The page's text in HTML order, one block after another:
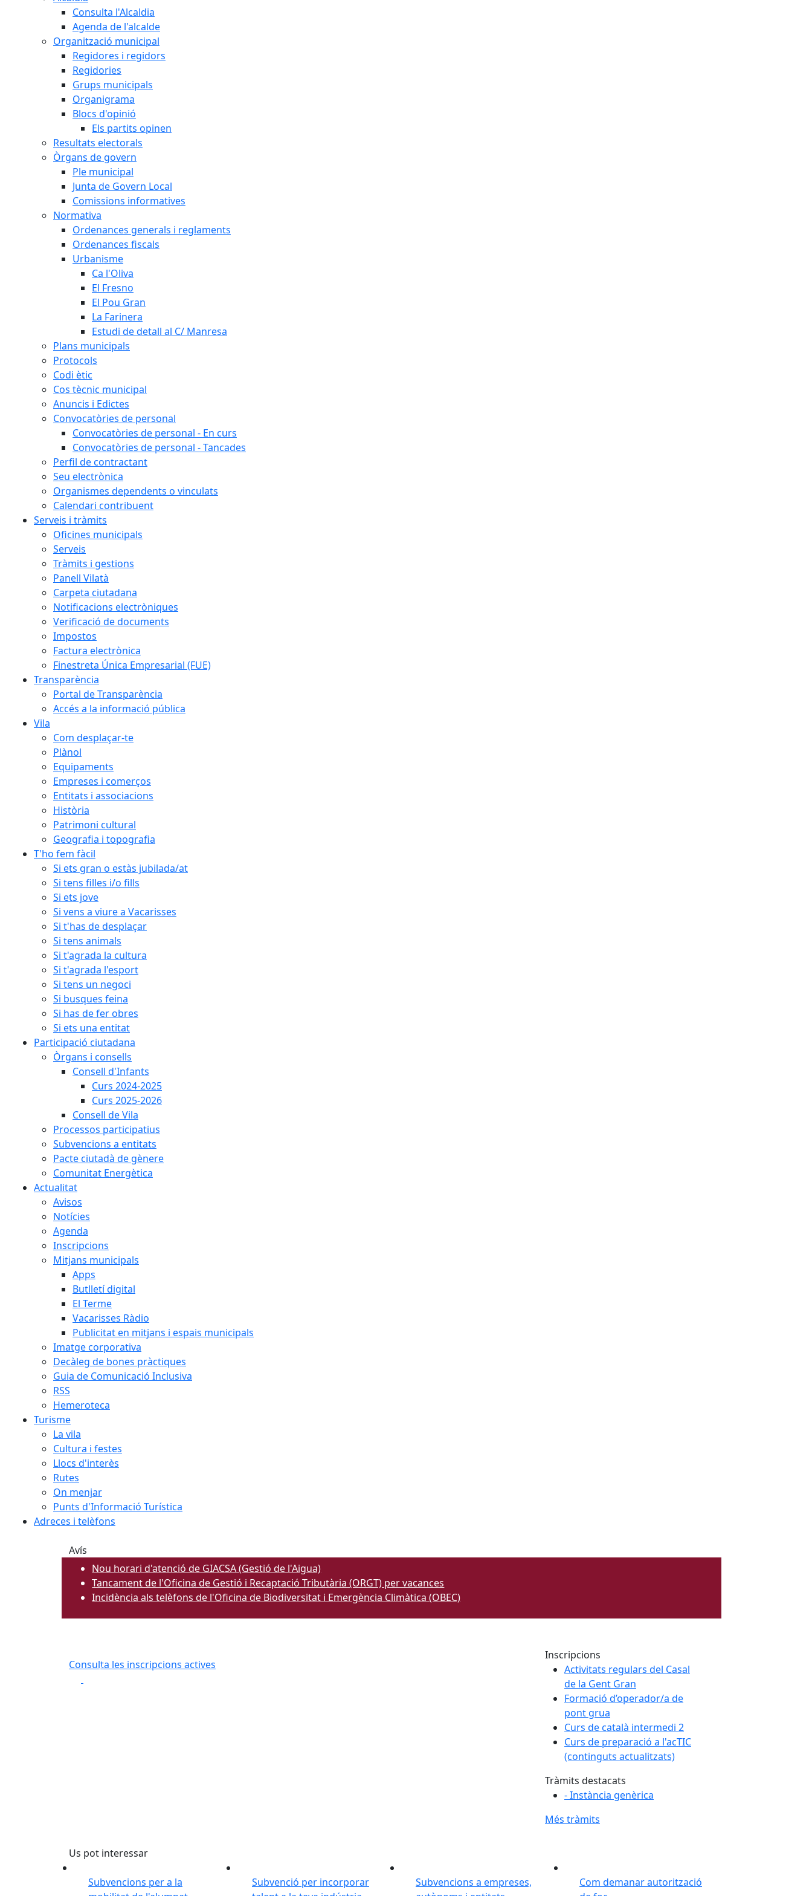
Consulta l'Alcaldia
Agenda de l'alcalde
Organització municipal
Regidores i regidors
Regidories
Grups municipals
Organigrama
Blocs d'opinió
Els partits opinen
Resultats electorals
Òrgans de govern
Ple municipal
Junta de Govern Local
Comissions informatives
Normativa
Ordenances generals i reglaments
Ordenances fiscals
Urbanisme
Ca l'Oliva
El Fresno
El Pou Gran
La Farinera
Estudi de detall al C/ Manresa
Plans municipals
Protocols
Codi ètic
Cos tècnic municipal
Anuncis i Edictes
Convocatòries de personal
Convocatòries de personal - En curs
Convocatòries de personal - Tancades
Perfil de contractant
Seu electrònica
Organismes dependents o vinculats
Calendari contribuent
Serveis i tràmits
Oficines municipals
Serveis
Tràmits i gestions
Panell Vilatà
Carpeta ciutadana
Notificacions electròniques
Verificació de documents
Impostos
Factura electrònica
Finestreta Única Empresarial (FUE)
Transparència
Portal de Transparència
Accés a la informació pública
Vila
Com desplaçar-te
Plànol
Equipaments
Empreses i comerços
Entitats i associacions
Història
Patrimoni cultural
Geografia i topografia
T'ho fem fàcil
Si ets gran o estàs jubilada/at
Si tens filles i/o fills
Si ets jove
Si vens a viure a Vacarisses
Si t'has de desplaçar
Si tens animals
Si t'agrada la cultura
Si t'agrada l'esport
Si tens un negoci
Si busques feina
Si has de fer obres
Si ets una entitat
Participació ciutadana
Òrgans i consells
Consell d'Infants
Curs 2024-2025
Curs 2025-2026
Consell de Vila
Processos participatius
Subvencions a entitats
Pacte ciutadà de gènere
Comunitat Energètica
Actualitat
Avisos
Notícies
Agenda
Inscripcions
Mitjans municipals
Apps
Butlletí digital
El Terme
Vacarisses Ràdio
Publicitat en mitjans i espais municipals
Imatge corporativa
Decàleg de bones pràctiques
Guia de Comunicació Inclusiva
RSS
Hemeroteca
Turisme
La vila
Cultura i festes
Llocs d'interès
Rutes
On menjar
Punts d'Informació Turística
Adreces i telèfons
Avís
Nou horari d'atenció de GIACSA (Gestió de l'Aigua)
Tancament de l'Oficina de Gestió i Recaptació Tributària (ORGT) per vacances
Incidència als telèfons de l'Oficina de Biodiversitat i Emergència Climàtica (OBEC)
Consulta les inscripcions actives
Inscripcions
Activitats regulars del Casal
de la Gent Gran
Formació d’operador/a de
pont grua
Curs de català intermedi 2
Curs de preparació a l'acTIC
(continguts actualitzats)
Tràmits destacats
- Instància genèrica
Més tràmits
Us pot interessar
Subvencions per a la
Subvenció per incorporar
Subvencions a empreses,
Com demanar autorització